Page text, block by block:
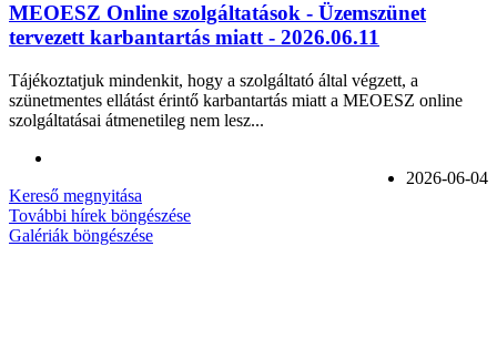
MEOESZ Online szolgáltatások - Üzemszünet
tervezett karbantartás miatt - 2026.06.11
Tájékoztatjuk mindenkit, hogy a szolgáltató által végzett, a
szünetmentes ellátást érintő karbantartás miatt a MEOESZ online
szolgáltatásai átmenetileg nem lesz...
2026-06-04
Kereső megnyitása
További hírek böngészése
Galériák böngészése